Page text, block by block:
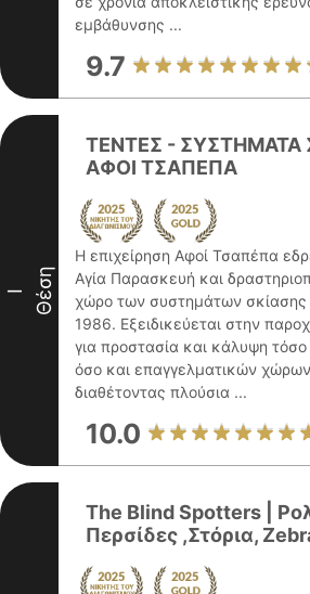
εμβάθυνσης ...
9.7
I Θέση
ΤΕΝΤΕΣ - ΣΥΣΤΗΜΑΤΑ
ΑΦΟΙ ΤΣΑΠΕΠΑ
Η επιχείρηση Αφοί Τσαπέπα
Αγία Παρασκευή και
χώρο των συστημάτων σκίασης
1986. Εξειδικεύεται στην
για προστασία και κάλυψη
όσο και επαγγελματικών
διαθέτοντας πλούσια ...
10.0
The Blind Spotters |
Περσίδες ,Στόρια,